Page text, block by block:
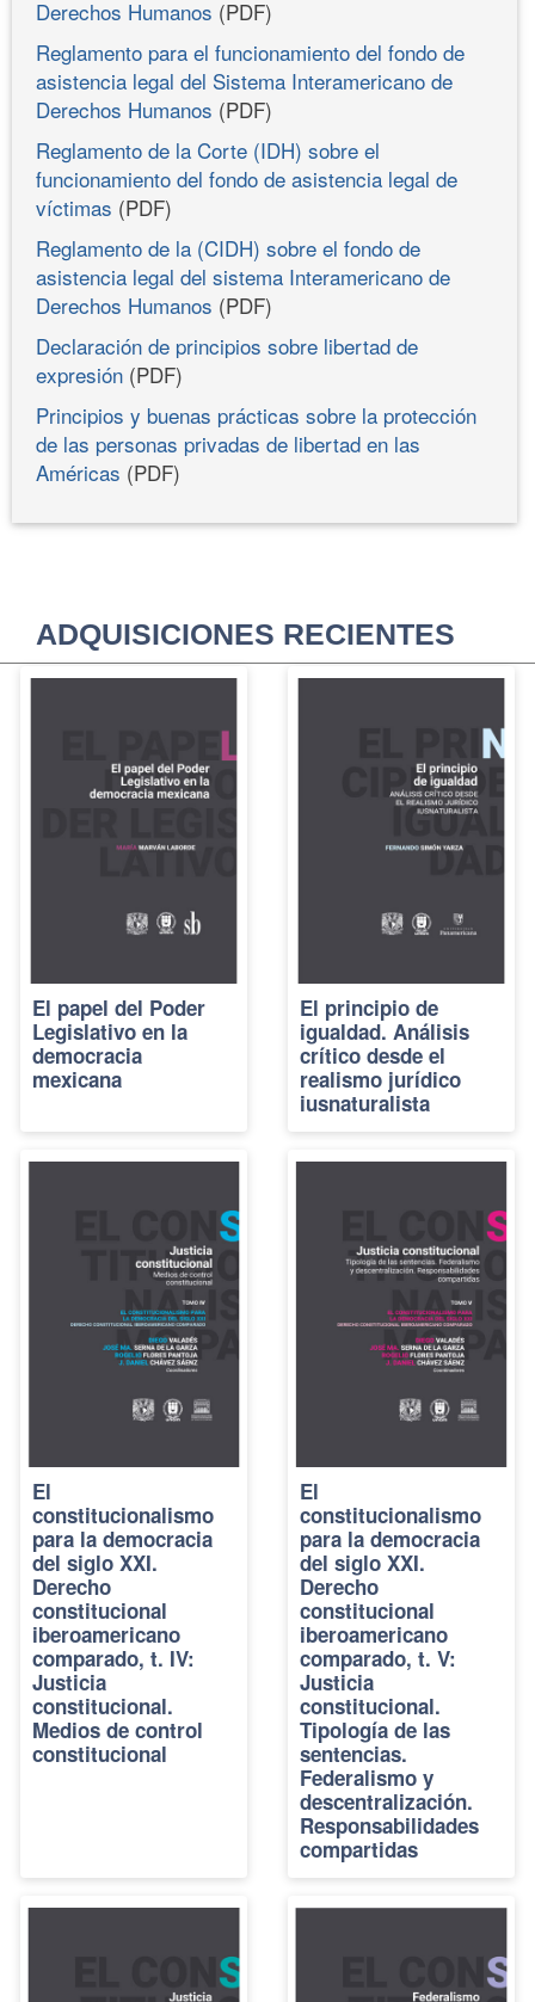
Derechos Humanos (PDF)
Reglamento para el funcionamiento del fondo de
asistencia legal del Sistema Interamericano de
Derechos Humanos (PDF)
Reglamento de la Corte (IDH) sobre el
funcionamiento del fondo de asistencia legal de
víctimas (PDF)
Reglamento de la (CIDH) sobre el fondo de
asistencia legal del sistema Interamericano de
Derechos Humanos (PDF)
Declaración de principios sobre libertad de
expresión (PDF)
Principios y buenas prácticas sobre la protección
de las personas privadas de libertad en las
Américas (PDF)
ADQUISICIONES RECIENTES
El papel del Poder
Legislativo en la
democracia
mexicana
El principio de
igualdad. Análisis
crítico desde el
realismo jurídico
iusnaturalista
El
constitucionalismo
para la democracia
del siglo XXI.
Derecho
constitucional
iberoamericano
comparado, t. IV:
Justicia
constitucional.
Medios de control
constitucional
El
constitucionalismo
para la democracia
del siglo XXI.
Derecho
constitucional
iberoamericano
comparado, t. V:
Justicia
constitucional.
Tipología de las
sentencias.
Federalismo y
descentralización.
Responsabilidades
compartidas